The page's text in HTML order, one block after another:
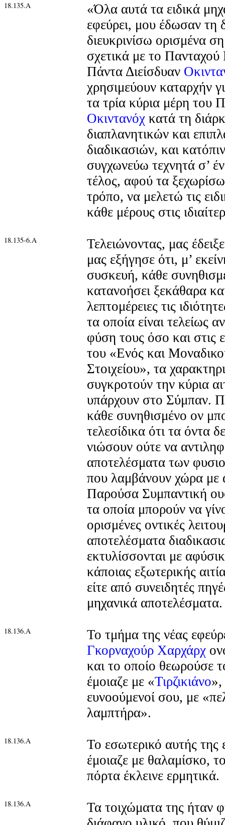
18.135.Α
«Όλα αυτά τα ειδικά
εφεύρει, μου έδωσαν τη
διευκρινίσω ορισμένα
σχετικά με το
Πάντα Διείσδυαν
χρησιμεύουν καταρχήν
τα τρία κύρια μέρη του
Οκιντανόχ κατά τη
διαπλανητικών και
διαδικασιών, και
συγχωνεύω τεχνητά σ’
τέλος, αφού τα
τρόπο, να μελετώ τις
κάθε μέρους στις
18.135-6.Α
Τελειώνοντας, μας
μας εξήγησε ότι, μ’
συσκευή, κάθε
κατανοήσει ξεκάθαρα
λεπτομέρειες τις
τα οποία είναι τελείως
φύση τους όσο και στις
του «Ενός και
Στοιχείου», τα
συγκροτούν την κύρια
υπάρχουν στο Σύμπαν.
κάθε συνηθισμένο ον
τελεσίδικα ότι τα όντα
νιώσουν ούτε να
αποτελέσματα των
που λαμβάνουν χώρα με
Παρούσα Συμπαντική
τα οποία μπορούν να
ορισμένες οντικές
αποτελέσματα
εκτυλίσσονται με
κάποιας εξωτερικής
είτε από συνειδητές
μηχανικά αποτελέσματα.
18.136.Α
Το τμήμα της νέας
Γκορναχούρ Χαρχάρχ
και το οποίο θεωρούσε
έμοιαζε με «Τιρζικιάνο»,
ευνοούμενοί σου, με
λαμπτήρα».
18.136.Α
Το εσωτερικό αυτής της
έμοιαζε με θαλαμίσκο,
πόρτα έκλεινε ερμητικά.
18.136.Α
Τα τοιχώματα της ήταν